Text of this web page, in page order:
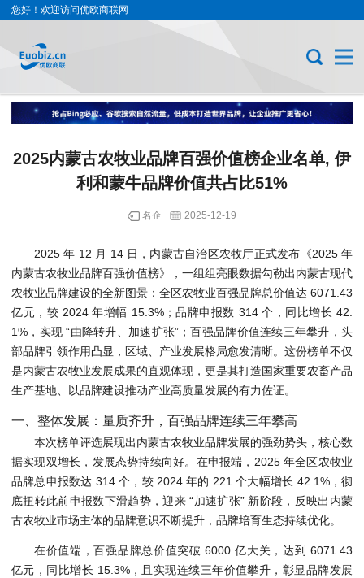
您好！欢迎访问优欧商联网
2025内蒙古农牧业品牌百强价值榜企业名单, 伊
利和蒙牛品牌价值共占比51%
名企 2025-12-19
2025 年 12 月 14 日，内蒙古自治区农牧厅正式发布《2025 年
内蒙古农牧业品牌百强价值榜》，一组组亮眼数据勾勒出内蒙古现代
农牧业品牌建设的全新图景：全区农牧业百强品牌总价值达 6071.43
亿元，较 2024 年增幅 15.3%；品牌申报数 314 个，同比增长 42.
1%，实现 “由降转升、加速扩张”；百强品牌价值连续三年攀升，头
部品牌引领作用凸显，区域、产业发展格局愈发清晰。这份榜单不仅
是内蒙古农牧业发展成果的直观体现，更是其打造国家重要农畜产品
生产基地、以品牌建设推动产业高质量发展的有力佐证。
一、整体发展：量质齐升，百强品牌连续三年攀高
本次榜单评选展现出内蒙古农牧业品牌发展的强劲势头，核心数
据实现双增长，发展态势持续向好。在申报端，2025 年全区农牧业
品牌总申报数达 314 个，较 2024 年的 221 个大幅增长 42.1%，彻
底扭转此前申报数下滑趋势，迎来 “加速扩张” 新阶段，反映出内蒙
古农牧业市场主体的品牌意识不断提升，品牌培育生态持续优化。
在价值端，百强品牌总价值突破 6000 亿大关，达到 6071.43
亿元，同比增长 15.3%，且实现连续三年价值攀升，彰显品牌发展